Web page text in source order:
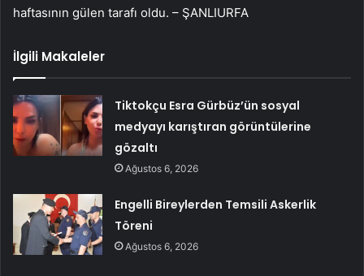
haftasının gülen tarafı oldu. – ŞANLIURFA
İlgili Makaleler
Tiktokçu Esra Gürbüz’ün sosyal
medyayı karıştıran görüntülerine
gözaltı
Ağustos 6, 2026
Engelli Bireylerden Temsili Askerlik
Töreni
Ağustos 6, 2026